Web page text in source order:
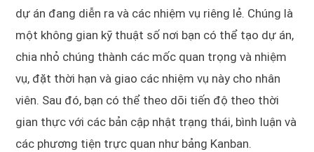
dự án đang diễn ra và các nhiệm vụ riêng lẻ. Chúng là
một không gian kỹ thuật số nơi bạn có thể tạo dự án,
chia nhỏ chúng thành các mốc quan trọng và nhiệm
vụ, đặt thời hạn và giao các nhiệm vụ này cho nhân
viên. Sau đó, bạn có thể theo dõi tiến độ theo thời
gian thực với các bản cập nhật trạng thái, bình luận và
các phương tiện trực quan như bảng Kanban.